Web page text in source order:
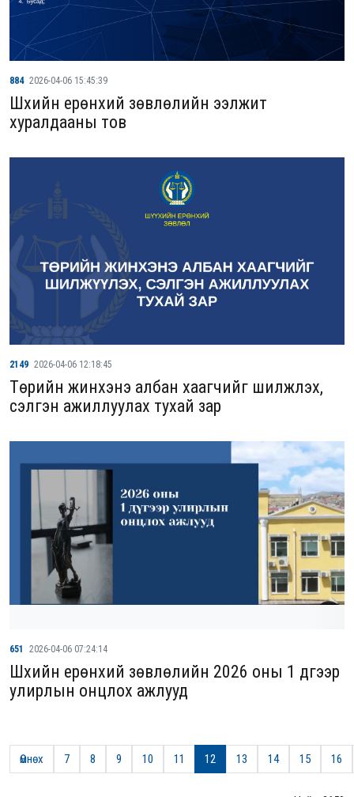
884 2026-04-06 15:45:39
Шүүхийн ерөнхий зөвлөлийн ээлжит
хуралдааны тов
2149 2026-04-06 12:18:45
Төрийн жинхэнэ албан хаагчийг шилжүүлэх,
сэлгэн ажиллуулах тухай зар
651 2026-04-06 07:24:14
Шүүхийн ерөнхий зөвлөлийн 2026 оны 1 дүгээр
улирлын онцлох ажлууд
Өмнөх 7 8 9 10 11 12 13 14 15 16